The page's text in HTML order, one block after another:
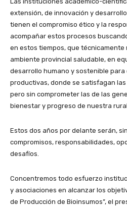
extensión, de innovación y
tienen el compromiso ético y la
acompañar estos procesos
en estos tiempos, que
ambiente provincial saludable, en
desarrollo humano y sostenible para
productivas, donde se satisfagan
pero sin comprometer las de las
bienestar y progreso de nuestra
Estos dos años por delante serán,
compromisos, responsabilidades,
desafíos.
Concentremos todo esfuerzo
y asociaciones en alcanzar los
de Producción de Bioinsumos”, el